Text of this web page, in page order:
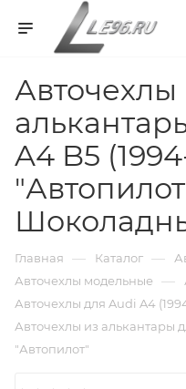
Авточехлы
A4 B5
Главная — Каталог —
Авточехлы модельные —
Авточехлы для Audi A4
Авточехлы из алькантары
"Автопилот"